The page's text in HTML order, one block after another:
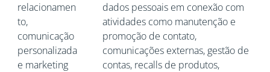
relacionamen
to,
comunicação
personalizada
e marketing
dados pessoais em conexão com
atividades como manutenção e
promoção de contato,
comunicações externas, gestão de
contas, recalls de produtos,